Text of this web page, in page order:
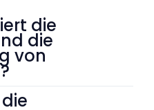
die
die
von